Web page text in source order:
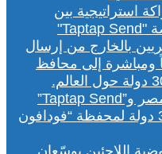
شراكة بين ڤودافون مصر و”Taptap Send”
لتحويل الأموال من 30 دولة لمحفظة “فودافون